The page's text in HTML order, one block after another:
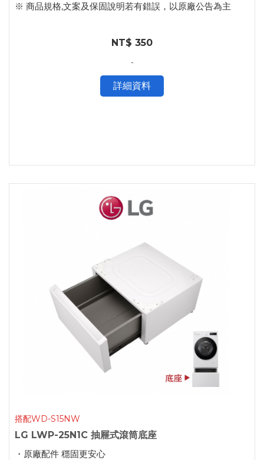
※ 商品規格,文案及保固說明若有錯誤，以原廠公告為主
NT$ 350
-
詳細資料
搭配WD-S15NW
LG LWP-25N1C 抽屜式滾筒底座
・原廠配件 穩固更安心